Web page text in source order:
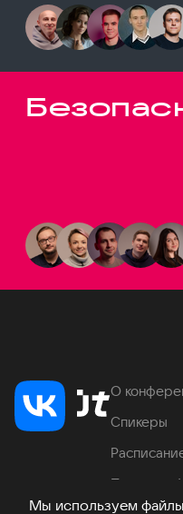
Мы используем
О
Спикеры
Продукты